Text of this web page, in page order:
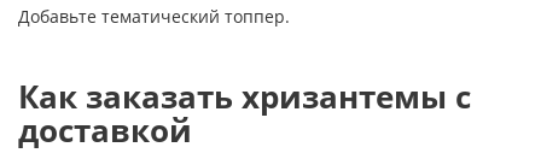
Добавьте тематический топпер.
Как заказать хризантемы с
доставкой